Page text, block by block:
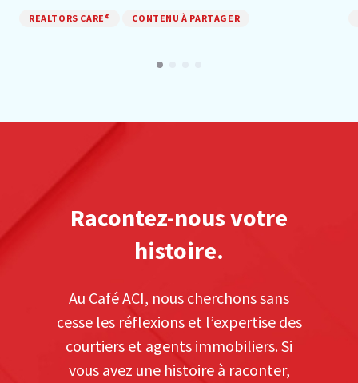
REALTORS CARE® CONTENU À PARTAGER
Racontez-nous votre
histoire.
Au Café ACI, nous cherchons sans
cesse les réflexions et l’expertise des
courtiers et agents immobiliers. Si
vous avez une histoire à raconter,